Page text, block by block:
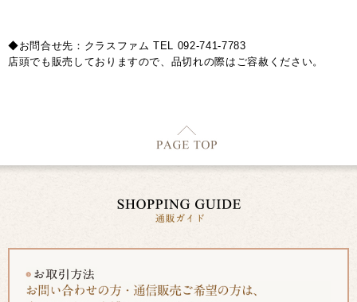
◆お問合せ先：クラスファム TEL 092-741-7783
店頭でも販売しておりますので、品切れの際はご容赦ください。